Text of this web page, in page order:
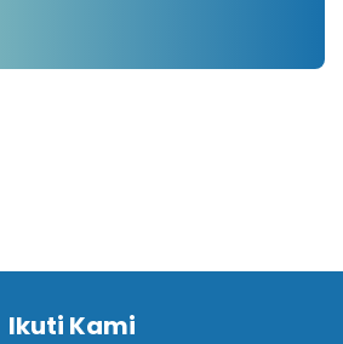
Ikuti Kami